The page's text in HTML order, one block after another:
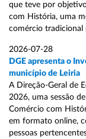
que teve por
com História, uma
comércio tradicional
2026-07-28
DGE apresenta o
município de Leiria
A Direção-Geral de
2026, uma sessão
Comércio com
em formato online,
pessoas